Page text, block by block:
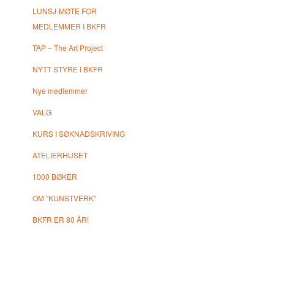
LUNSJ-MØTE FOR
MEDLEMMER I BKFR
TAP – The Art Project
NYTT STYRE I BKFR
Nye medlemmer
VALG
KURS I SØKNADSKRIVING
ATELIERHUSET
1000 BØKER
OM "KUNSTVERK"
BKFR ER 80 ÅR!